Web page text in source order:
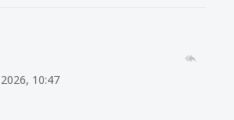
10:47